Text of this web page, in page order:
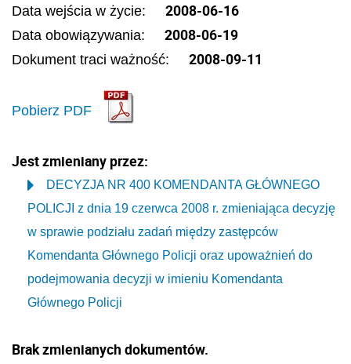
Data wejścia w życie: 2008-06-16
Data obowiązywania: 2008-06-19
Dokument traci ważność: 2008-09-11
Pobierz PDF
Jest zmieniany przez:
DECYZJA NR 400 KOMENDANTA GŁÓWNEGO
POLICJI z dnia 19 czerwca 2008 r. zmieniająca decyzję
w sprawie podziału zadań między zastępców
Komendanta Głównego Policji oraz upoważnień do
podejmowania decyzji w imieniu Komendanta
Głównego Policji
Brak zmienianych dokumentów.